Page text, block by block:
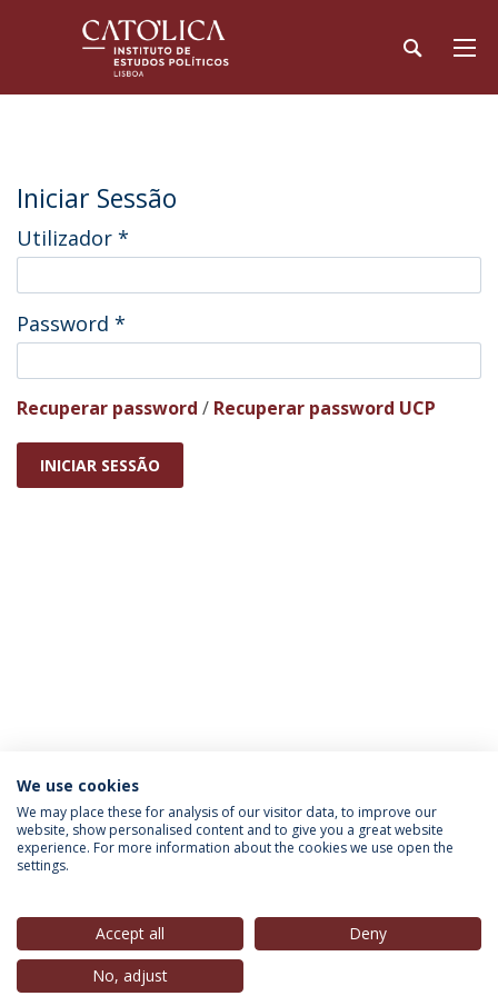
Iniciar Sessão
Utilizador *
Password *
Recuperar password / Recuperar password UCP
INICIAR SESSÃO
INFORMAÇÃO PARA
We use cookies
We may place these for analysis of our visitor data, to improve our
website, show personalised content and to give you a great website
experience. For more information about the cookies we use open the
settings.
Accept all
Deny
No, adjust